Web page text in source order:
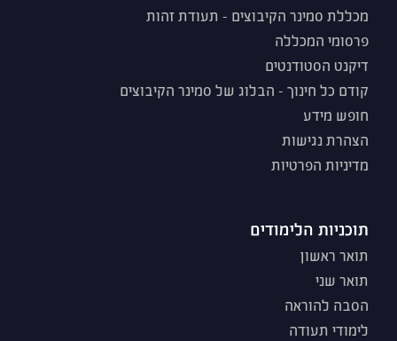
מכללת סמינר הקיבוצים - תעודת זהות
פרסומי המכללה
דיקנט הסטודנטים
קודם כל חינוך - הבלוג של סמינר הקיבוצים
חופש מידע
הצהרת נגישות
מדיניות הפרטיות
תוכניות הלימודים
תואר ראשון
תואר שני
הסבה להוראה
לימודי תעודה